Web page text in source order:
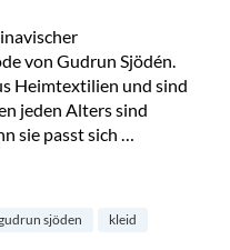
von Gudrun Sjödén.
Heimtextilien und sind
jeden Alters sind
sie passt sich …
Baumwollkleid von
sjöden
kleid